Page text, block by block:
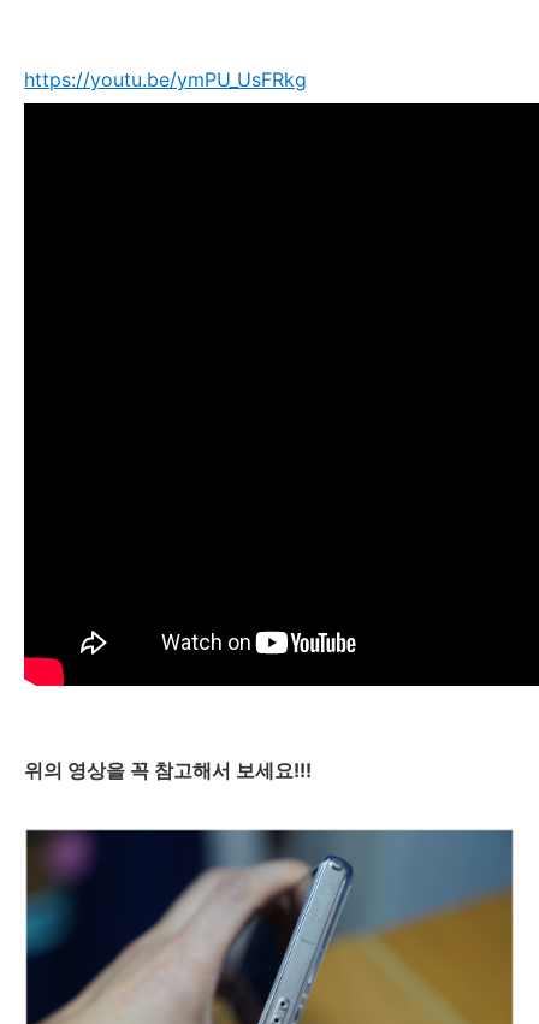
https://youtu.be/ymPU_UsFRkg
위의 영상을 꼭 참고해서 보세요!!!